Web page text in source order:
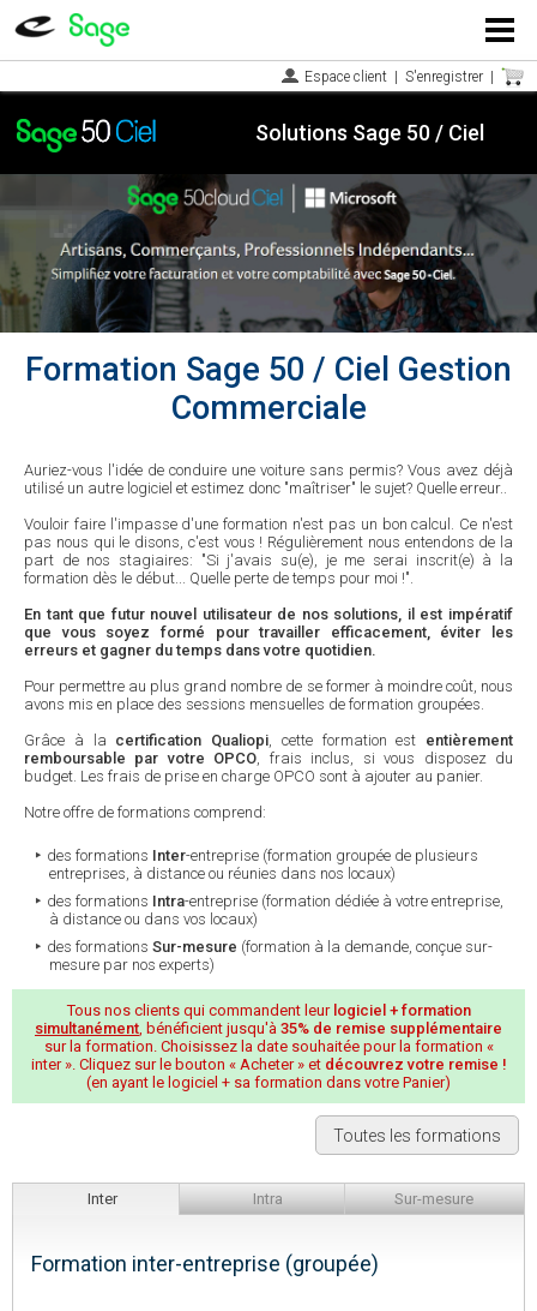
Menu
Espace client S'enregistrer
Solutions Sage 50 / Ciel
Formation Sage 50 / Ciel Gestion
Commerciale
Auriez-vous l'idée de conduire une voiture sans permis? Vous avez déjà
utilisé un autre logiciel et estimez donc "maîtriser" le sujet? Quelle erreur..
Vouloir faire l'impasse d'une formation n'est pas un bon calcul. Ce n'est
pas nous qui le disons, c'est vous ! Régulièrement nous entendons de la
part de nos stagiaires: "Si j'avais su(e), je me serai inscrit(e) à la
formation dès le début... Quelle perte de temps pour moi !".
En tant que futur nouvel utilisateur de nos solutions, il est impératif
que vous soyez formé pour travailler efficacement, éviter les
erreurs et gagner du temps dans votre quotidien.
Pour permettre au plus grand nombre de se former à moindre coût, nous
avons mis en place des sessions mensuelles de formation groupées.
Grâce à la certification Qualiopi, cette formation est entièrement
remboursable par votre OPCO, frais inclus, si vous disposez du
budget. Les frais de prise en charge OPCO sont à ajouter au panier.
Notre offre de formations comprend:
des formations Inter-entreprise (formation groupée de plusieurs
entreprises, à distance ou réunies dans nos locaux)
des formations Intra-entreprise (formation dédiée à votre entreprise,
à distance ou dans vos locaux)
des formations Sur-mesure (formation à la demande, conçue sur-
mesure par nos experts)
Tous nos clients qui commandent leur logiciel + formation
simultanément, bénéficient jusqu'à 35% de remise supplémentaire
sur la formation. Choisissez la date souhaitée pour la formation «
inter ». Cliquez sur le bouton « Acheter » et découvrez votre remise !
(en ayant le logiciel + sa formation dans votre Panier)
Toutes les formations
Inter Intra Sur-mesure
Formation inter-entreprise (groupée)